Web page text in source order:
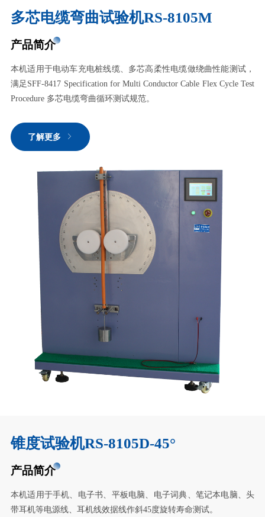
多芯电缆弯曲试验机RS-8105M
产品简介
本机适用于电动车充电桩线缆、多芯高柔性电缆做绕曲性能测试，
满足SFF-8417 Specification for Multi Conductor Cable Flex Cycle Test
Procedure 多芯电缆弯曲循环测试规范。
了解更多
锥度试验机RS-8105D-45°
产品简介
本机适用于手机、电子书、平板电脑、电子词典、笔记本电脑、头
带耳机等电源线、耳机线效据线作斜45度旋转寿命测试。